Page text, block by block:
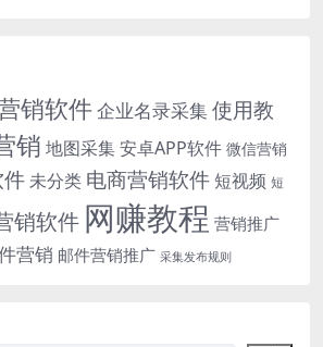
销软件企业名录采集使用教
销 地图采集安卓APP软件 微信营销
未分类 电商营销软件短视频 短
销软件 网赚教程 营销推广
营销 邮件营销推广 采集发布规则